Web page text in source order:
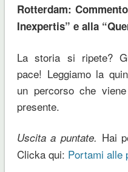
Rotterdam:
Inexpertis” e alla
La storia si ripete?
pace! Leggiamo la
un percorso che
presente.
Uscita a puntate. Hai
Clicka qui: Portami alle